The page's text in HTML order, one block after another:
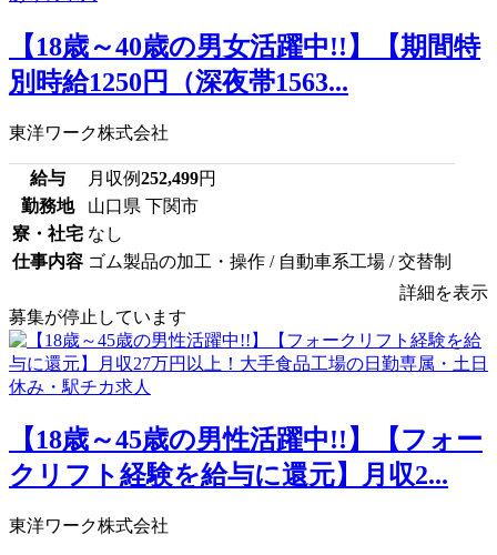
【18歳～40歳の男女活躍中!!】【期間特
別時給1250円（深夜帯1563...
東洋ワーク株式会社
給与 月収例252,499円
勤務地
山口県 下関市
寮・社宅 なし
仕事内容 ゴム製品の加工・操作 / 自動車系工場 / 交替制
詳細を表示
募集が停止しています
【18歳～45歳の男性活躍中!!】【フォー
クリフト経験を給与に還元】月収2...
東洋ワーク株式会社